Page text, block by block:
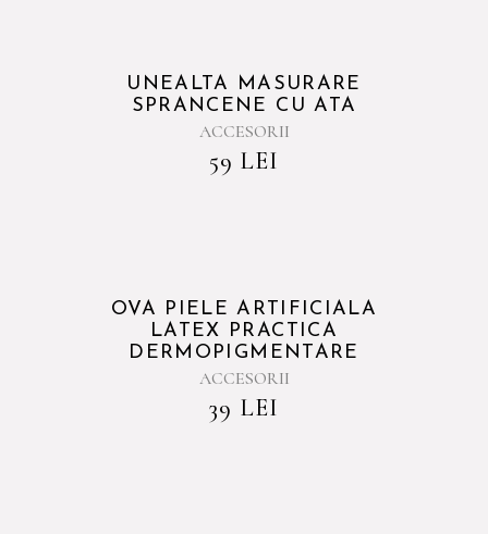
UNEALTA MASURARE
SPRANCENE CU ATA
ACCESORII
59 LEI
OVA PIELE ARTIFICIALA
LATEX PRACTICA
DERMOPIGMENTARE
ACCESORII
39 LEI